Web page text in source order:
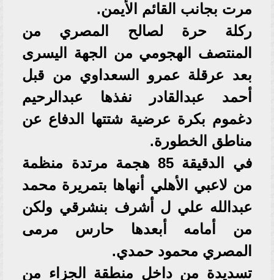
مرت بجانب القائم الأيمن.
ركلة حرة لصالح المصري من
المنتصف الهجومي من الجهة اليسرى
بعد عرقلة عمرو السعداوي من قبل
أحمد عبدالقادر نفذها عبدالرحيم
دغموم بكرة عرضية شتتها الدفاع عن
مناطق الخطورة.
في الدقيقة 85 هجمة مرتدة منظمة
من لاعبي الأهلي أنهاها بتمريرة محمد
عبدالله علي ل أشرف بنشرقي ولكن
من أمامه أبعدها حارس مرمى
المصري محمود حمدي.
تسديدة من داخل منطقة الجزاء من